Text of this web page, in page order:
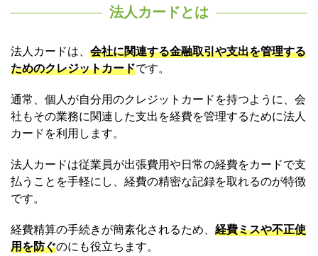
法人カードとは
法人カードは、 会社に関連する金融取引や支出を管理する
ためのクレジットカードです。
通常、個人が自分用のクレジットカードを持つように、会
社もその業務に関連した支出を経費を管理するために法人
カードを利用します。
法人カードは従業員が出張費用や日常の経費をカードで支
払うことを手軽にし、経費の精密な記録を取れるのが特徴
です。
経費精算の手続きが簡素化されるため、 経費ミスや不正使
用を防ぐのにも役立ちます。